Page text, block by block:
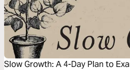
Slow Growth: A 4-Day Plan to